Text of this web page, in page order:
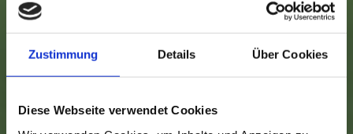
Zustimmung Details Über Cookies
Diese Webseite verwendet Cookies
Hölzern sowie eine große Vielfalt an
eleganten Urnen zur Verfügung. Sie
können zwischen Modellen aus Keramik,
wasserlöslichem Material für Seeurnen